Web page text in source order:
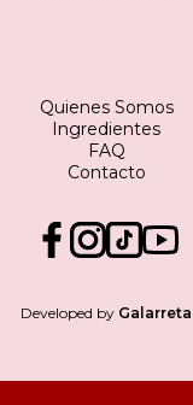
Quienes Somos
Ingredientes
FAQ
Contacto
Developed by Galarreta